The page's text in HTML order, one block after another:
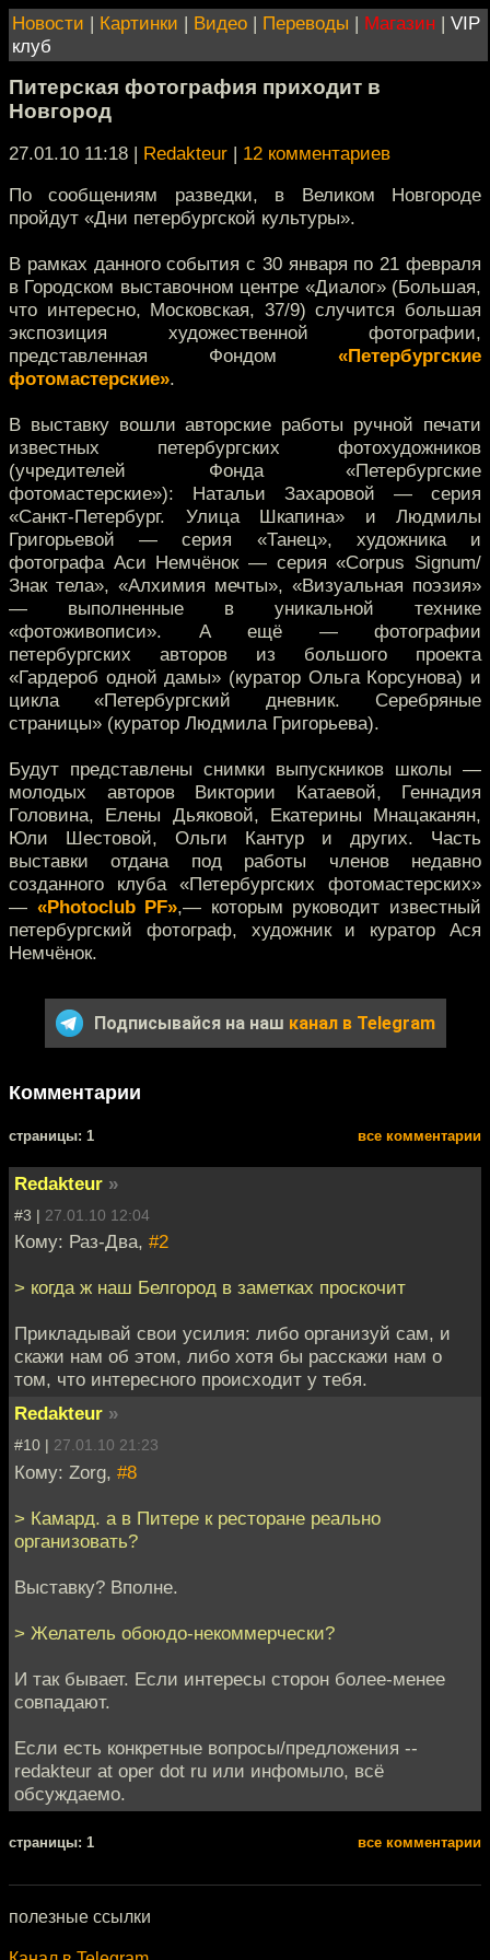
Новости | Картинки | Видео | Переводы | Магазин | VIP
клуб
Питерская фотография приходит в
Новгород
27.01.10 11:18 | Redakteur | 12 комментариев
По сообщениям разведки, в Великом Новгороде
пройдут «Дни петербургской культуры».
В рамках данного события с 30 января по 21 февраля
в Городском выставочном центре «Диалог» (Большая,
что интересно, Московская, 37/9) случится большая
экспозиция художественной фотографии,
представленная Фондом «Петербургские
фотомастерские».
В выставку вошли авторские работы ручной печати
известных петербургских фотохудожников
(учредителей Фонда «Петербургские
фотомастерские»): Натальи Захаровой — серия
«Санкт-Петербург. Улица Шкапина» и Людмилы
Григорьевой — серия «Танец», художника и
фотографа Аси Немчёнок — серия «Corpus Signum/
Знак тела», «Алхимия мечты», «Визуальная поэзия»
— выполненные в уникальной технике
«фотоживописи». А ещё — фотографии
петербургских авторов из большого проекта
«Гардероб одной дамы» (куратор Ольга Корсунова) и
цикла «Петербургский дневник. Серебряные
страницы» (куратор Людмила Григорьева).
Будут представлены снимки выпускников школы —
молодых авторов Виктории Катаевой, Геннадия
Головина, Елены Дьяковой, Екатерины Мнацаканян,
Юли Шестовой, Ольги Кантур и других. Часть
выставки отдана под работы членов недавно
созданного клуба «Петербургских фотомастерских»
— «Photoclub PF»,— которым руководит известный
петербургский фотограф, художник и куратор Ася
Немчёнок.
Подписывайся на наш канал в Telegram
Комментарии
cтраницы: 1 все комментарии
Redakteur »
#3 | 27.01.10 12:04
Кому: Раз-Два, #2
> когда ж наш Белгород в заметках проскочит
Прикладывай свои усилия: либо организуй сам, и
скажи нам об этом, либо хотя бы расскажи нам о
том, что интересного происходит у тебя.
Redakteur »
#10 | 27.01.10 21:23
Кому: Zorg, #8
> Камард. а в Питере к ресторане реально
организовать?
Выставку? Вполне.
> Желатель обоюдо-некоммерчески?
И так бывает. Если интересы сторон более-менее
совпадают.
Если есть конкретные вопросы/предложения --
redakteur at oper dot ru или инфомыло, всё
обсуждаемо.
cтраницы: 1 все комментарии
полезные ссылки